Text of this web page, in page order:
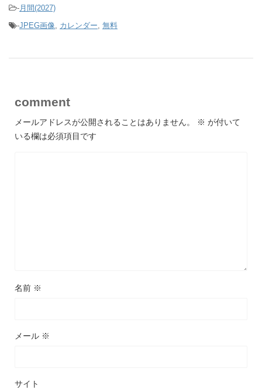
-月間(2027)
-JPEG画像, カレンダー, 無料
comment
メールアドレスが公開されることはありません。 ※ が付いて
いる欄は必須項目です
名前 ※
メール ※
サイト